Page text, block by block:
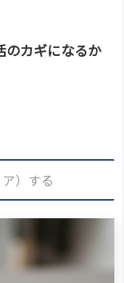
のカギになるか
）する